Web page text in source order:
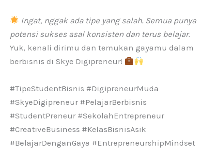
Ingat, nggak ada tipe yang salah. Semua punya
potensi sukses asal konsisten dan terus belajar.
Yuk, kenali dirimu dan temukan gayamu dalam
berbisnis di Skye Digipreneur!
#TipeStudentBisnis #DigipreneurMuda
#SkyeDigipreneur #PelajarBerbisnis
#StudentPreneur #SekolahEntrepreneur
#CreativeBusiness #KelasBisnisAsik
#BelajarDenganGaya #EntrepreneurshipMindset